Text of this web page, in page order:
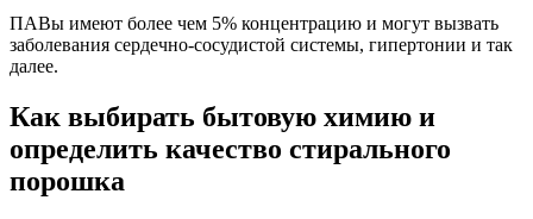
ПАВы имеют более чем 5% концентрацию и могут вызвать
заболевания сердечно-сосудистой системы, гипертонии и так
далее.
Как выбирать бытовую химию и
определить качество стирального
порошка